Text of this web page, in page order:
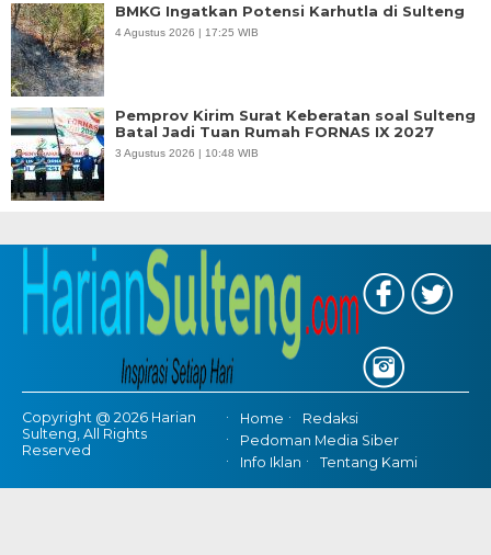
BMKG Ingatkan Potensi Karhutla di Sulteng
4 Agustus 2026 | 17:25 WIB
Pemprov Kirim Surat Keberatan soal Sulteng
Batal Jadi Tuan Rumah FORNAS IX 2027
3 Agustus 2026 | 10:48 WIB
Copyright @ 2026 Harian
Sulteng, All Rights
Reserved
Home
Redaksi
Pedoman Media Siber
Info Iklan
Tentang Kami